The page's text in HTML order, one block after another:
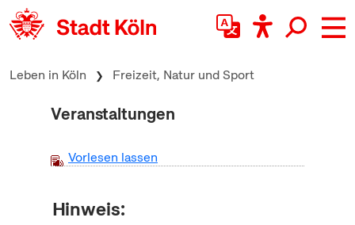
zum Inhalt springen
Leben in Köln Freizeit, Natur und Sport
Veranstaltungen
Vorlesen lassen
Hinweis: